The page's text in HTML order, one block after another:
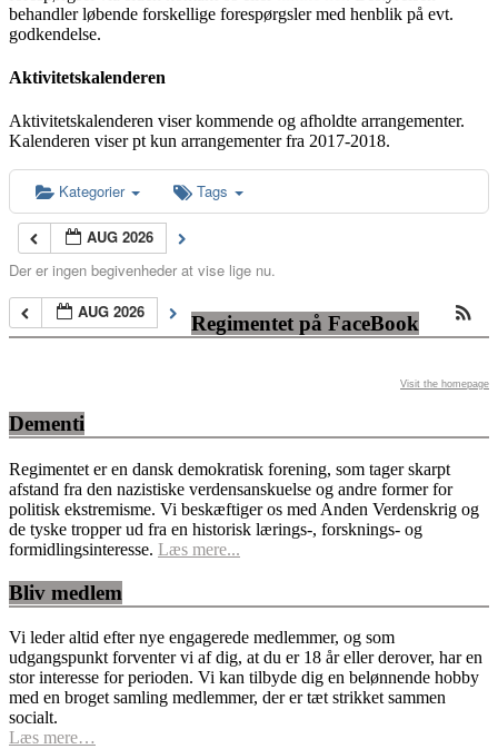
behandler løbende forskellige forespørgsler med henblik på evt.
godkendelse.
Aktivitetskalenderen
Aktivitetskalenderen viser kommende og afholdte arrangementer.
Kalenderen viser pt kun arrangementer fra 2017-2018.
Kategorier Tags
AUG 2026
Der er ingen begivenheder at vise lige nu.
AUG 2026
Regimentet på FaceBook
Visit the homepage
Dementi
Regimentet er en dansk demokratisk forening, som tager skarpt
afstand fra den nazistiske verdensanskuelse og andre former for
politisk ekstremisme. Vi beskæftiger os med Anden Verdenskrig og
de tyske tropper ud fra en historisk lærings-, forsknings- og
formidlingsinteresse. Læs mere...
Bliv medlem
Vi leder altid efter nye engagerede medlemmer, og som
udgangspunkt forventer vi af dig, at du er 18 år eller derover, har en
stor interesse for perioden. Vi kan tilbyde dig en belønnende hobby
med en broget samling medlemmer, der er tæt strikket sammen
socialt.
Læs mere…